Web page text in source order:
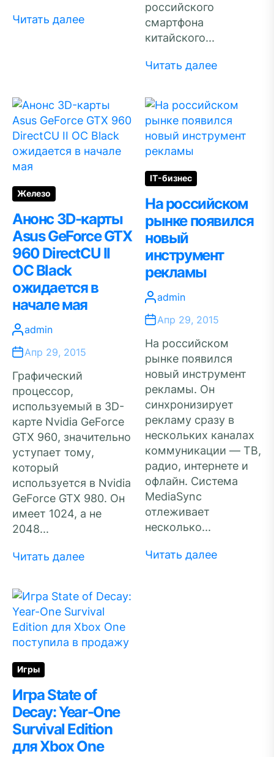
Читать далее
российского
смартфона
китайского...
Читать далее
Железо
Анонс 3D-карты
Asus GeForce GTX
960 DirectCU II
OC Black
ожидается в
начале мая
admin
Апр 29, 2015
Графический
процессор,
используемый в 3D-
карте Nvidia GeForce
GTX 960, значительно
уступает тому,
который
используется в Nvidia
GeForce GTX 980. Он
имеет 1024, а не
2048...
Читать далее
IT-бизнес
На российском
рынке появился
новый
инструмент
рекламы
admin
Апр 29, 2015
На российском
рынке появился
новый инструмент
рекламы. Он
синхронизирует
рекламу сразу в
нескольких каналах
коммуникации — ТВ,
радио, интернете и
офлайн. Система
MediaSync
отлеживает
несколько...
Читать далее
Игры
Игра State of
Decay: Year-One
Survival Edition
для Xbox One